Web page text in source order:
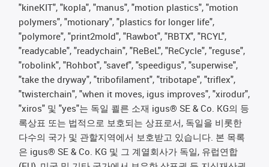
"kineKIT", "kopla", "manus", "motion plastics", "motion
polymers", "motionary", "plastics for longer life",
"polymore", "print2mold", "Rawbot", "RBTX", "RCYL",
"readycable", "readychain", "ReBeL", "ReCycle", "reguse",
"robolink", "Rohbot", "savef", "speedigus", "superwise",
"take the dryway", "tribofilament", "tribotape", "triflex",
"twisterchain", "when it moves, igus improves", "xirodur",
"xiros" 및 "yes"는 독일 쾰른 소재 igus® SE & Co. KG의 등
록상표 또는 법적으로 보호되는 상표로서, 독일을 비롯한
다수의 국가 및 관할지역에서 보호받고 있습니다. 본 목록
은 igus® SE & Co. KG 및 그 계열회사가 독일, 유럽연합